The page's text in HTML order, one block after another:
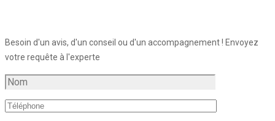
Besoin d'un avis, d'un conseil ou d'un accompagnement ! Envoyez
votre requête à l'experte